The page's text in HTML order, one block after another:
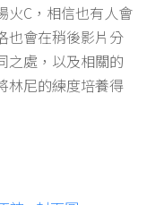
火C，相信也有人會
也會在稍後影片分
之處，以及相關的
林尼的練度培養得